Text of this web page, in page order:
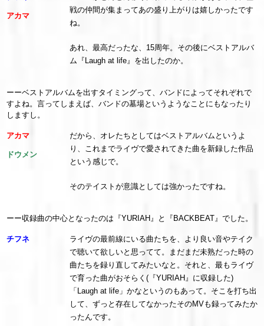
戦の仲間が集まってあの盛り上がりは嬉しかったです
ね。
アカマ
あれ、最高だったな、15周年。その後にベストアルバ
ム『Laugh at life』を出したのか。
ーーベストアルバムを出すタイミングって、バンドによってそれぞれで
すよね。言ってしまえば、バンドの墓場というようなことにもなったり
しますし。
アカマ
だから、オレたちとしてはベストアルバムというよ
り、これまでライヴで愛されてきた曲を新録した作品
という感じで。
ドウメン
そのテイストが意識としては強かったですね。
ーー収録曲の中心となったのは『YURIAH』と『BACKBEAT』でした。
チフネ
ライヴの最前線にいる曲たちを、より良い音やテイク
で聴いて欲しいと思ってて。まだまだ未熟だった時の
曲たちを録り直してみたいなと。それと、最もライヴ
で育った曲がおそらく(『YURIAH』に収録した)
「Laugh at life」かなというのもあって。そこを打ち出
して、ずっと存在してなかったそのMVも録ってみたか
ったんです。